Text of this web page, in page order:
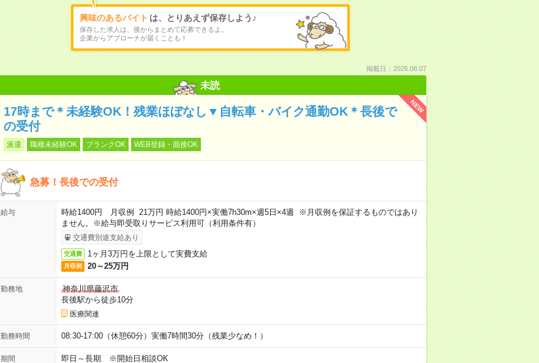
興味のあるバイト は、とりあえず保存しよう♪
保存した求人は、後からまとめて応募できるよ。
企業からアプローチが届くことも！
掲載日：2026.08.07
未読
NEW
17時まで＊未経験OK！残業ほぼなし▼自転車・バイク通勤OK＊長後で
の受付
派遣 職種未経験OK ブランクOK WEB登録・面接OK
急募！長後での受付
給与
時給1400円 月収例 21万円 時給1400円×実働7h30m×週5日×4週 ※月収例を保証するものではあり
ません。※給与即受取りサービス利用可（利用条件有）
交通費別途支給あり
交通費 1ヶ月3万円を上限として実費支給
月収例 20～25万円
勤務地
神奈川県藤沢市
長後駅から徒歩10分
医療関連
勤務時間 08:30-17:00（休憩60分）実働7時間30分（残業少なめ！）
期間 即日～長期 ※開始日相談OK